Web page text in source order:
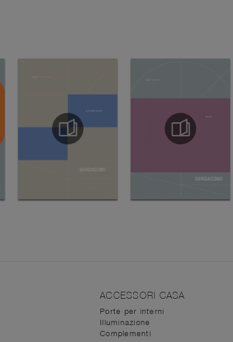
ACCESSORI CASA
Porte per interni
Illuminazione
Complementi